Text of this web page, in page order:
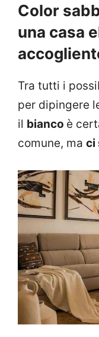
Color
una casa
Tra tutti i
per dipingere
il bianco è
comune, ma ci